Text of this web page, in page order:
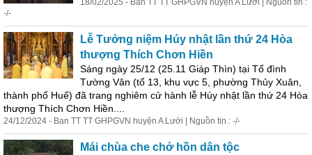
18/02/2025 - Ban TT TT GHPGVN huyện A Lưới | Nguồn tin :
-/-
Lễ Tưởng niệm Húy nhật lần thứ 24 Hòa
thượng Thích Chơn Hiền
Sáng ngày 25/12 (25.11 Giáp Thìn) tại Tổ đình
Tường Vân (tổ 13, khu vực 5, phường Thủy Xuân,
thành phố Huế) đã trang nghiêm cử hành lễ Húy nhật lần thứ 24 Hòa
thượng Thích Chơn Hiền....
24/12/2024 - Ban TT TT GHPGVN huyện A Lưới | Nguồn tin : -/-
Mái chùa che chở hồn dân tộc